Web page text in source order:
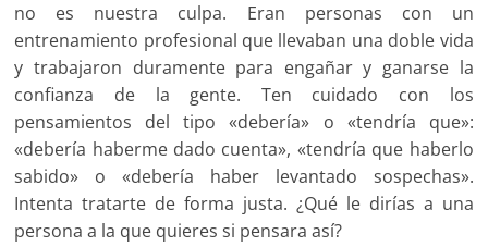
no es nuestra culpa. Eran personas con un
entrenamiento profesional que llevaban una doble vida
y trabajaron duramente para engañar y ganarse la
confianza de la gente. Ten cuidado con los
pensamientos del tipo «debería» o «tendría que»:
«debería haberme dado cuenta», «tendría que haberlo
sabido» o «debería haber levantado sospechas».
Intenta tratarte de forma justa. ¿Qué le dirías a una
persona a la que quieres si pensara así?